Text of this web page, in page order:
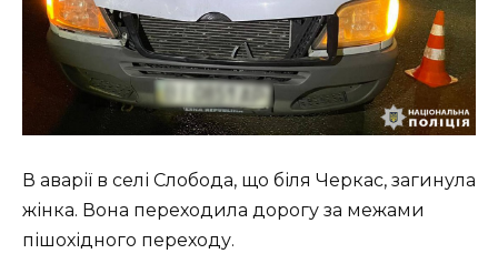
В аварії в селі Слобода, що біля Черкас, загинула
жінка. Вона переходила дорогу за межами
пішохідного переходу.